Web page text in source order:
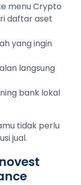
menu Crypto
daftar aset
yang ingin
langsung
bank lokal
tidak perlu
jual.